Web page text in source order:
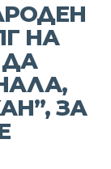
НА
ЗА